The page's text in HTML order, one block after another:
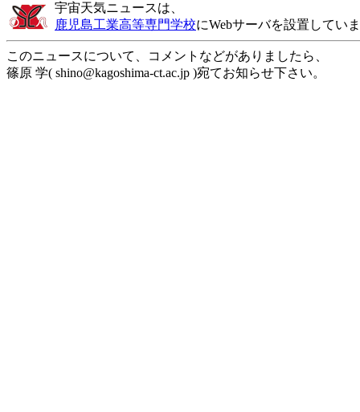
宇宙天気ニュースは、
鹿児島工業高等専門学校にWebサーバを設置してい
このニュースについて、コメントなどがありましたら、
篠原 学( shino@kagoshima-ct.ac.jp )宛てお知らせ下さい。